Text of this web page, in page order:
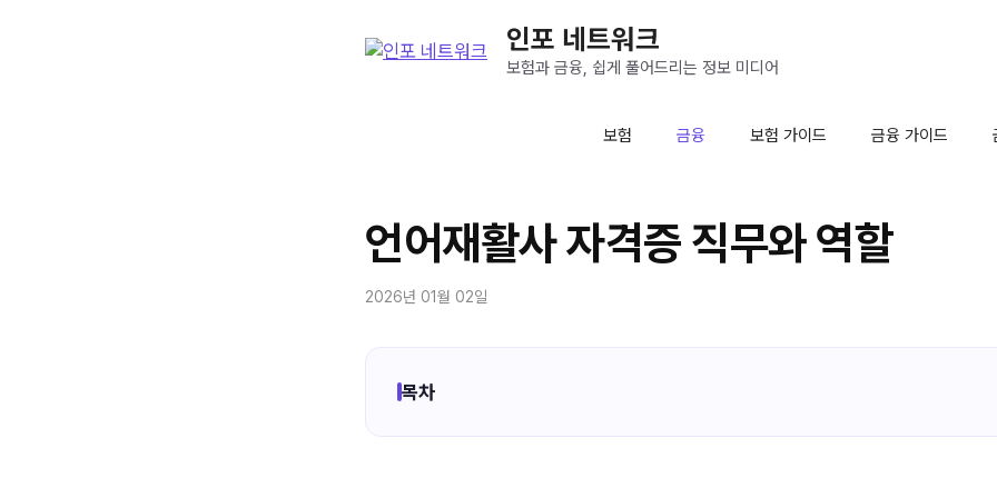
인포 네트워크
보험과 금융, 쉽게 풀어드리는 정보 미디어
보험 금융 보험 가이드 금융 가이드
언어재활사 자격증 직무와 역할
2026년 01월 02일
목차